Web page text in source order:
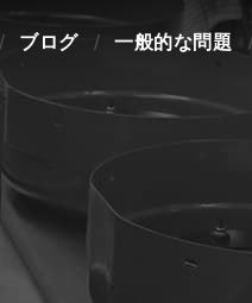
ブログ 一般的な問題